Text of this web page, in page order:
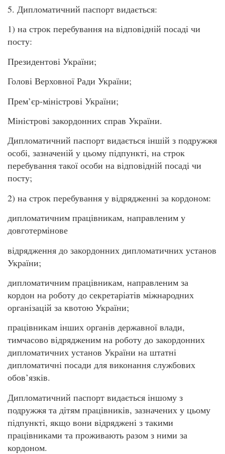
5. Дипломатичний паспорт видається:
1) на строк перебування на відповідній посаді чи
посту:
Президентові України;
Голові Верховної Ради України;
Прем’єр-міністрові України;
Міністрові закордонних справ України.
Дипломатичний паспорт видається іншій з подружжя
особі, зазначеній у цьому підпункті, на строк
перебування такої особи на відповідній посаді чи
посту;
2) на строк перебування у відрядженні за кордоном:
дипломатичним працівникам, направленим у
довготермінове
відрядження до закордонних дипломатичних установ
України;
дипломатичним працівникам, направленим за
кордон на роботу до секретаріатів міжнародних
організацій за квотою України;
працівникам інших органів державної влади,
тимчасово відрядженим на роботу до закордонних
дипломатичних установ України на штатні
дипломатичні посади для виконання службових
обов’язків.
Дипломатичний паспорт видається іншому з
подружжя та дітям працівників, зазначених у цьому
підпункті, якщо вони відряджені з такими
працівниками та проживають разом з ними за
кордоном.